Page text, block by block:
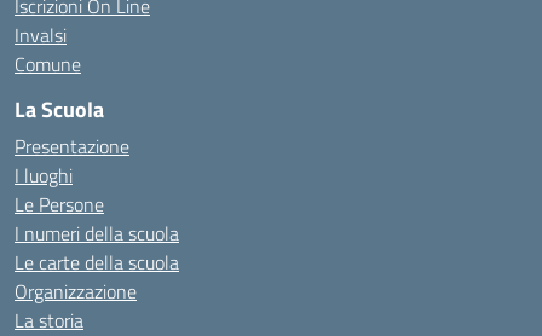
Iscrizioni On Line
Invalsi
Comune
La Scuola
Presentazione
I luoghi
Le Persone
I numeri della scuola
Le carte della scuola
Organizzazione
La storia